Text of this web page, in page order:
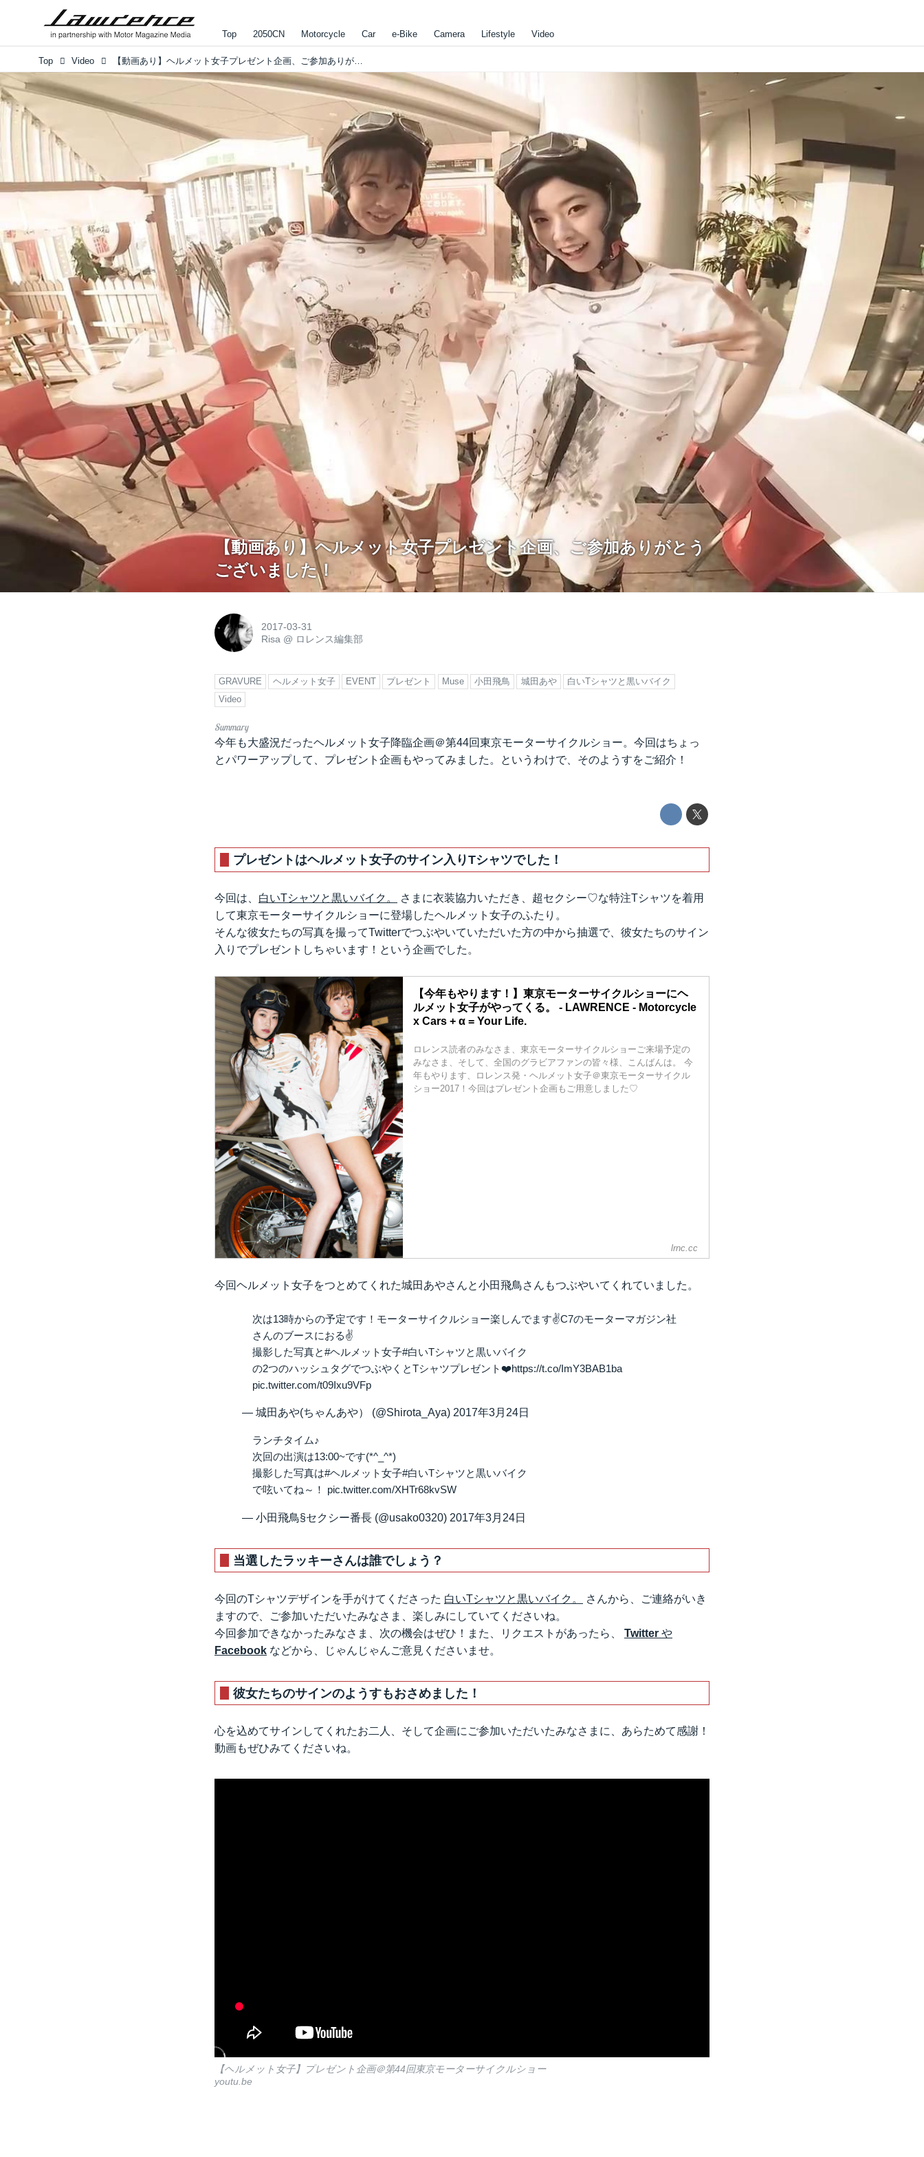
Top 2050CN Motorcycle Car e-Bike Camera Lifestyle Video
Top Video 【動画あり】ヘルメット女子プレゼント企画、ご参加ありがとうございました！
【動画あり】ヘルメット女子プレゼント企画、ご参加ありがとう
ございました！
2017-03-31
Risa @ ロレンス編集部
GRAVURE ヘルメット女子 EVENT プレゼント Muse 小田飛鳥 城田あや
白いTシャツと黒いバイク
Video
今年も大盛況だったヘルメット女子降臨企画＠第44回東京モーターサイクルショー。今回はちょっ
とパワーアップして、プレゼント企画もやってみました。というわけで、そのようすをご紹介！
プレゼントはヘルメット女子のサイン入りTシャツでした！
今回は、 白いTシャツと黒いバイク。
さまに衣装協力いただき、超セクシー♡な特注Tシャツを着用
して東京モーターサイクルショーに登場したヘルメット女子のふたり。
そんな彼女たちの写真を撮ってTwitterでつぶやいていただいた方の中から抽選で、彼女たちのサイン
入りでプレゼントしちゃいます！という企画でした。
【今年もやります！】東京モーターサイクルショーにヘ
ルメット女子がやってくる。 - LAWRENCE - Motorcycle
x Cars + α = Your Life.
ロレンス読者のみなさま、東京モーターサイクルショーご来場予定の
みなさま、そして、全国のグラビアファンの皆々様、こんばんは。 今
年もやります、ロレンス発・ヘルメット女子＠東京モーターサイクル
ショー2017！今回はプレゼント企画もご用意しました♡
lrnc.cc
今回ヘルメット女子をつとめてくれた城田あやさんと小田飛鳥さんもつぶやいてくれていました。
次は13時からの予定です！モーターサイクルショー楽しんでます✌️C7のモーターマガジン社
さんのブースにおる✌️
撮影した写真と#ヘルメット女子#白いTシャツと黒いバイク
の2つのハッシュタグでつぶやくとTシャツプレゼント❤️https://t.co/ImY3BAB1ba
pic.twitter.com/t09Ixu9VFp
— 城田あや(ちゃんあや） (@Shirota_Aya) 2017年3月24日
ランチタイム♪
次回の出演は13:00~です(*^_^*)
撮影した写真は#ヘルメット女子#白いTシャツと黒いバイク
で呟いてね～！ pic.twitter.com/XHTr68kvSW
— 小田飛鳥§セクシー番長 (@usako0320) 2017年3月24日
当選したラッキーさんは誰でしょう？
今回のTシャツデザインを手がけてくださった 白いTシャツと黒いバイク。
さんから、ご連絡がいき
ますので、ご参加いただいたみなさま、楽しみにしていてくださいね。
今回参加できなかったみなさま、次の機会はぜひ！また、リクエストがあったら、 Twitter や
Facebook などから、じゃんじゃんご意見くださいませ。
彼女たちのサインのようすもおさめました！
心を込めてサインしてくれたお二人、そして企画にご参加いただいたみなさまに、あらためて感謝！
動画もぜひみてくださいね。
【ヘルメット女子】プレゼント企画＠第44回東京モーターサイクルショー
youtu.be